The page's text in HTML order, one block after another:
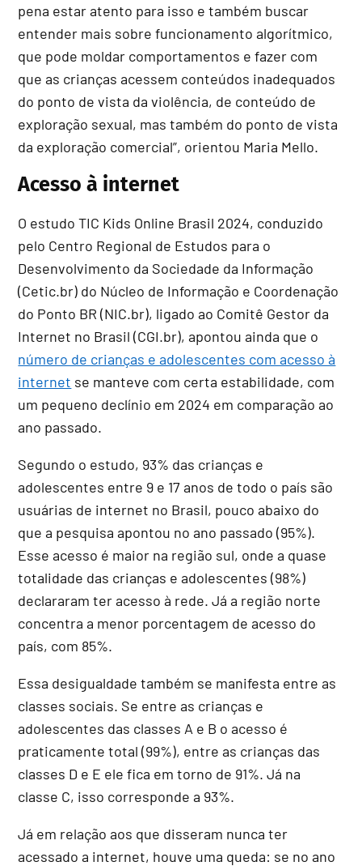
pena estar atento para isso e também buscar
entender mais sobre funcionamento algorítmico,
que pode moldar comportamentos e fazer com
que as crianças acessem conteúdos inadequados
do ponto de vista da violência, de conteúdo de
exploração sexual, mas também do ponto de vista
da exploração comercial”, orientou Maria Mello.
Acesso à internet
O estudo TIC Kids Online Brasil 2024, conduzido
pelo Centro Regional de Estudos para o
Desenvolvimento da Sociedade da Informação
(Cetic.br) do Núcleo de Informação e Coordenação
do Ponto BR (NIC.br), ligado ao Comitê Gestor da
Internet no Brasil (CGI.br), apontou ainda que o
número de crianças e adolescentes com acesso à
internet se manteve com certa estabilidade, com
um pequeno declínio em 2024 em comparação ao
ano passado.
Segundo o estudo, 93% das crianças e
adolescentes entre 9 e 17 anos de todo o país são
usuárias de internet no Brasil, pouco abaixo do
que a pesquisa apontou no ano passado (95%).
Esse acesso é maior na região sul, onde a quase
totalidade das crianças e adolescentes (98%)
declararam ter acesso à rede. Já a região norte
concentra a menor porcentagem de acesso do
país, com 85%.
Essa desigualdade também se manifesta entre as
classes sociais. Se entre as crianças e
adolescentes das classes A e B o acesso é
praticamente total (99%), entre as crianças das
classes D e E ele fica em torno de 91%. Já na
classe C, isso corresponde a 93%.
Já em relação aos que disseram nunca ter
acessado a internet, houve uma queda: se no ano